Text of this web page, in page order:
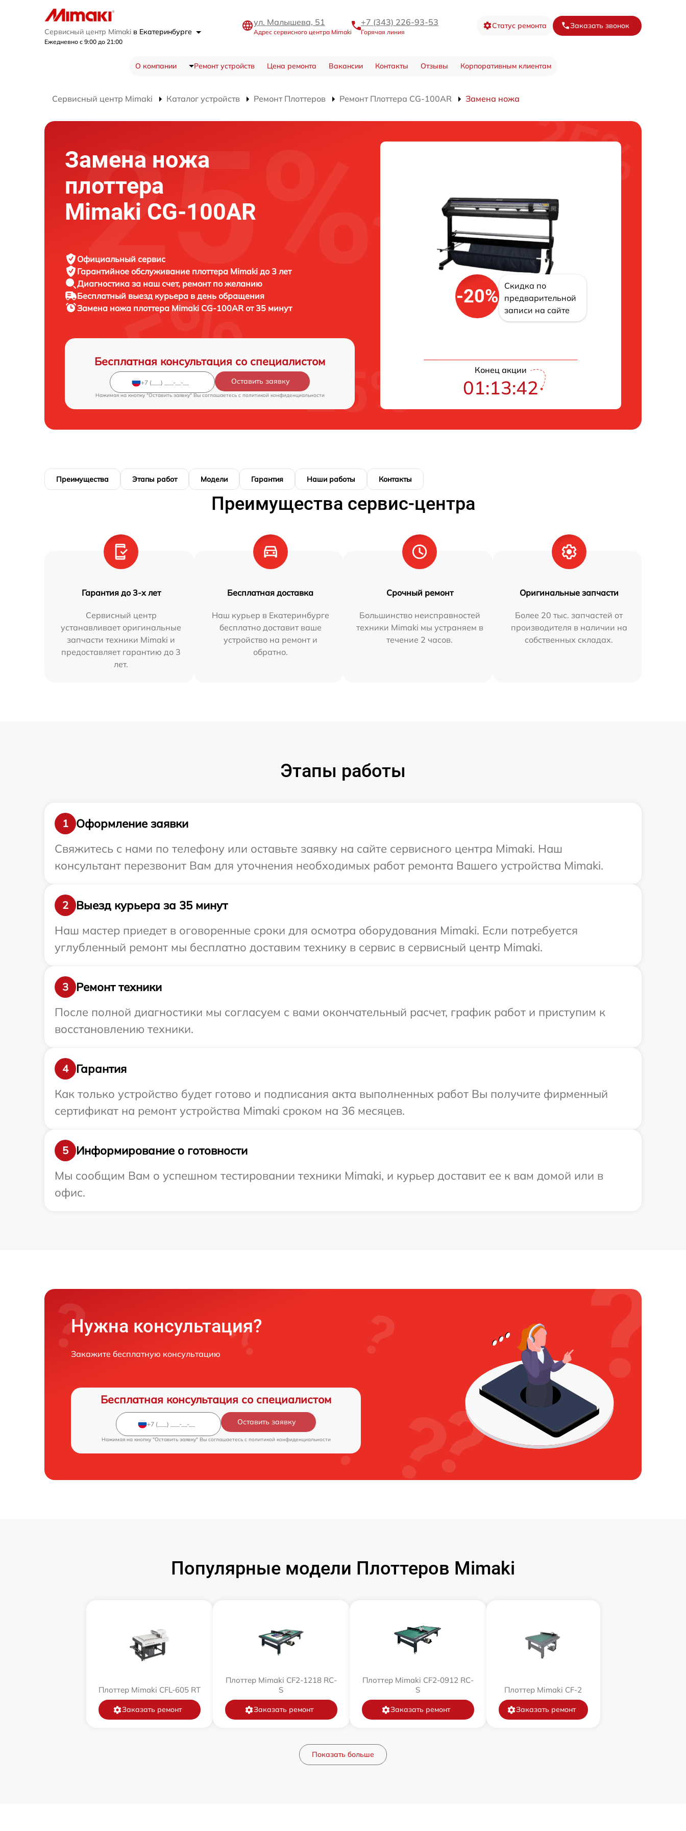
Сервисный центр Mimaki в Екатеринбурге
Ежедневно с 9:00 до 21:00
ул. Малышева, 51
Адрес сервисного центра Mimaki
+7 (343) 226-93-53
Горячая линия
Статус ремонта Заказать звонок
О компании Ремонт устройств Цена ремонта Вакансии Контакты Отзывы Корпоративным клиентам
Сервисный центр Mimaki Каталог устройств Ремонт Плоттеров Ремонт Плоттера CG-100AR Замена ножа
Замена ножа
плоттера
Mimaki CG-100AR
Официальный сервис
Гарантийное обслуживание плоттера Mimaki до 3 лет
Диагностика за наш счет, ремонт по желанию
Бесплатный выезд курьера в день обращения
Замена ножа плоттера Mimaki CG-100AR от 35 минут
Бесплатная консультация со специалистом
Оставить заявку
Нажимая на кнопку "Оставить заявку" Вы соглашаетесь c политикой конфиденциальности
-20%
Скидка по
предварительной
записи на сайте
Конец акции
01:13:42
Преимущества Этапы работ Модели Гарантия Наши работы Контакты
Преимущества сервис-центра
Гарантия до 3-х лет
Сервисный центр
устанавливает оригинальные
запчасти техники Mimaki и
предоставляет гарантию до 3
лет.
Бесплатная доставка
Наш курьер в Екатеринбурге
бесплатно доставит ваше
устройство на ремонт и
обратно.
Срочный ремонт
Большинство неисправностей
техники Mimaki мы устраняем в
течение 2 часов.
Оригинальные запчасти
Более 20 тыс. запчастей от
производителя в наличии на
собственных складах.
Этапы работы
1
Оформление заявки
Свяжитесь с нами по телефону или оставьте заявку на сайте сервисного центра Mimaki. Наш
консультант перезвонит Вам для уточнения необходимых работ ремонта Вашего устройства Mimaki.
2
Выезд курьера за 35 минут
Наш мастер приедет в оговоренные сроки для осмотра оборудования Mimaki. Если потребуется
углубленный ремонт мы бесплатно доставим технику в сервис в сервисный центр Mimaki.
3
Ремонт техники
После полной диагностики мы согласуем с вами окончательный расчет, график работ и приступим к
восстановлению техники.
4
Гарантия
Как только устройство будет готово и подписания акта выполненных работ Вы получите фирменный
сертификат на ремонт устройства Mimaki сроком на 36 месяцев.
5
Информирование о готовности
Мы сообщим Вам о успешном тестировании техники Mimaki, и курьер доставит ее к вам домой или в
офис.
Нужна консультация?
Закажите бесплатную консультацию
Бесплатная консультация со специалистом
Оставить заявку
Нажимая на кнопку "Оставить заявку" Вы соглашаетесь c политикой конфиденциальности
Популярные модели Плоттеров Mimaki
Плоттер Mimaki CFL-605 RT
Заказать ремонт
Плоттер Mimaki CF2-1218 RC-
S
Заказать ремонт
Плоттер Mimaki CF2-0912 RC-
S
Заказать ремонт
Плоттер Mimaki CF-2
Заказать ремонт
Показать больше